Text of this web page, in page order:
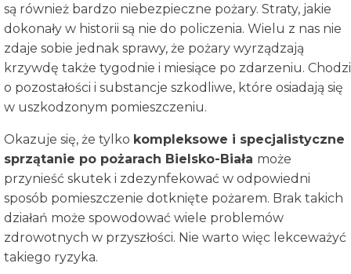
są również bardzo niebezpieczne pożary. Straty, jakie
dokonały w historii są nie do policzenia. Wielu z nas nie
zdaje sobie jednak sprawy, że pożary wyrządzają
krzywdę także tygodnie i miesiące po zdarzeniu. Chodzi
o pozostałości i substancje szkodliwe, które osiadają się
w uszkodzonym pomieszczeniu.
Okazuje się, że tylko kompleksowe i specjalistyczne
sprzątanie po pożarach Bielsko-Biała może
przynieść skutek i zdezynfekować w odpowiedni
sposób pomieszczenie dotknięte pożarem. Brak takich
działań może spowodować wiele problemów
zdrowotnych w przyszłości. Nie warto więc lekceważyć
takiego ryzyka.